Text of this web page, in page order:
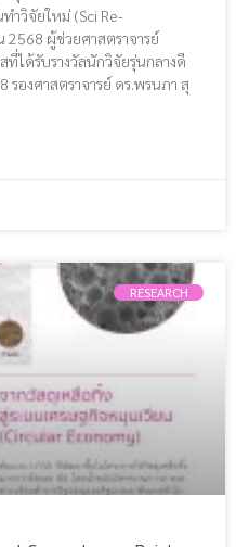
าวิจัยใหม่ (Sci Re-
ผู้ช่วยศาสตราจารย์
ได้รับรางวัลนักวิจัยรุ่นกลางดี
รองศาสตราจารย์ ดร.พรนภา สุ
RESEARCH